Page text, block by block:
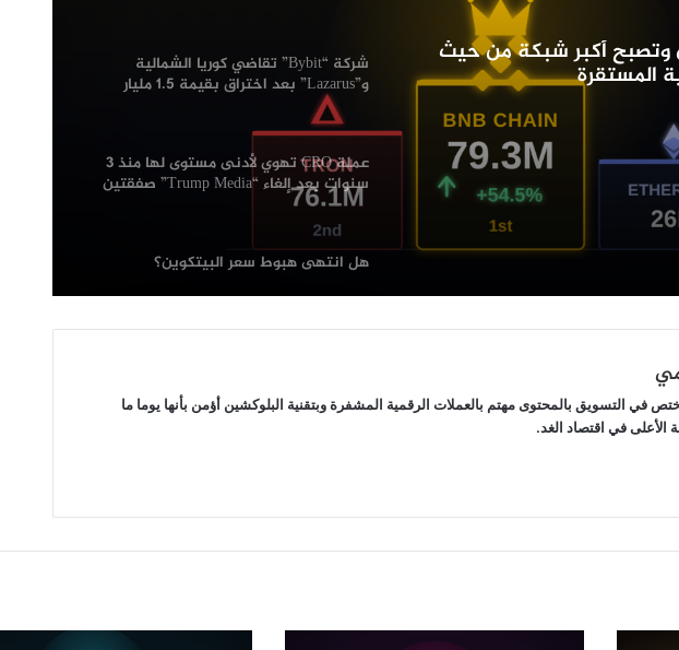
وتصبح أكبر شبكة من حيث
المستقرة
شركة “Bybit” تقاضي كوريا الشمالية
و”Lazarus” بعد اختراق بقيمة 1.5 مليار
عملة CRO تهوي لأدنى مستوى لها منذ 3
سنوات بعد إلغاء “Trump Media” صفقتين
مع شركة “Crypto.com”
هل انتهى هبوط سعر البيتكوين؟
في التسويق بالمحتوى مهتم بالعملات الرقمية المشفرة وبتقنية البلوكشين أؤمن بأنها يوما ما
الأعلى في اقتصاد الغد.